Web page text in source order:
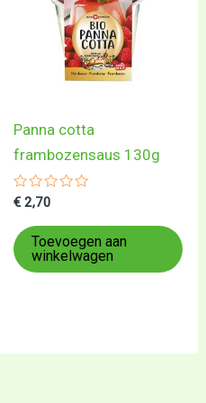
Panna cotta
frambozensaus 130g
Gewaardeerd
uit
5
€ 2,70
Toevoegen aan
winkelwagen